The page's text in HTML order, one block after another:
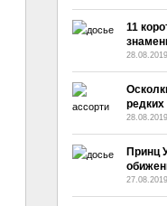
11
Принц